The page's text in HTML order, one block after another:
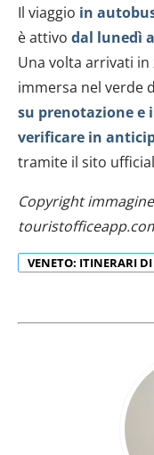
Approfondisci come
e imposta le tue
modificare o ritirare
dalla Dichiarazione
Utilizziamo i cookie
annunci, per fornire
analizzare il nostro
nostri partner che si
pubblicità e social
con altre
raccolto dal tuo
Il viaggio in
è attivo dal lunedì
Una volta arrivati in
immersa nel verde
su prenotazione e
verificare in
tramite il sito
Copyright
VENETO: ITINERARI